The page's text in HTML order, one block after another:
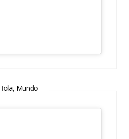
Mundo